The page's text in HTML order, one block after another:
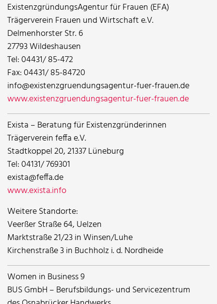
ExistenzgründungsAgentur für Frauen (EFA)
Trägerverein Frauen und Wirtschaft e.V.
Delmenhorster Str. 6
27793 Wildeshausen
Tel: 04431/ 85-472
Fax: 04431/ 85-84720
info@existenzgruendungsagentur-fuer-frauen.de
www.existenzgruendungsagentur-fuer-frauen.de
Exista – Beratung für Existenzgründerinnen
Trägerverein feffa e.V.
Stadtkoppel 20, 21337 Lüneburg
Tel: 04131/ 769301
exista@feffa.de
www.exista.info
Weitere Standorte:
Veerßer Straße 64, Uelzen
Marktstraße 21/23 in Winsen/Luhe
Kirchenstraße 3 in Buchholz i. d. Nordheide
Women in Business 9
BUS GmbH – Berufsbildungs- und Servicezentrum